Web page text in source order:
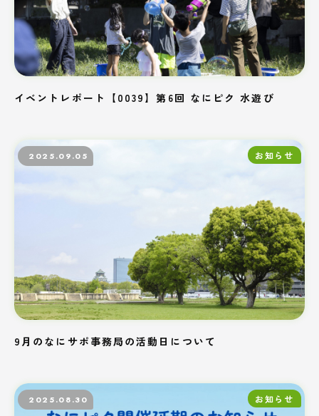
イベントレポート【0039】第6回 なにピク 水遊び
2025.09.05 お知らせ
9月のなにサポ事務局の活動日について
2025.08.30 お知らせ